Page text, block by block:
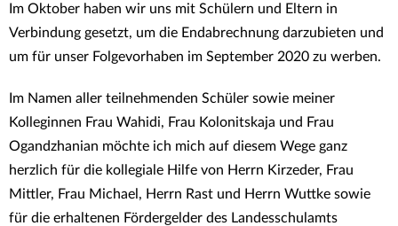
Im Oktober haben wir uns mit Schülern und Eltern in
Verbindung gesetzt, um die Endabrechnung darzubieten und
um für unser Folgevorhaben im September 2020 zu werben.
Im Namen aller teilnehmenden Schüler sowie meiner
Kolleginnen Frau Wahidi, Frau Kolonitskaja und Frau
Ogandzhanian möchte ich mich auf diesem Wege ganz
herzlich für die kollegiale Hilfe von Herrn Kirzeder, Frau
Mittler, Frau Michael, Herrn Rast und Herrn Wuttke sowie
für die erhaltenen Fördergelder des Landesschulamts